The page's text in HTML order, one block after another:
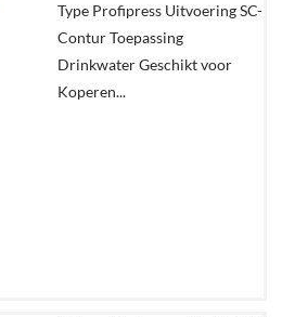
In
Type Profipress Uitvoering SC-
Contur Toepassing
Drinkwater Geschikt voor
Koperen...